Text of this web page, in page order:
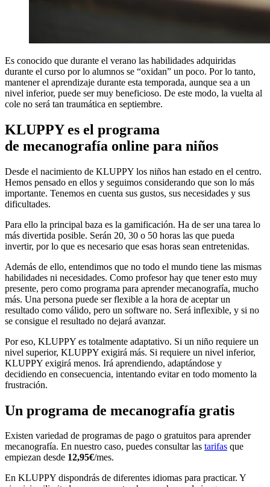
Es conocido que durante el verano las habilidades adquiridas
durante el curso por lo alumnos se “oxidan” un poco. Por lo tanto,
mantener el aprendizaje durante esta temporada, aunque sea a un
nivel inferior, puede ser muy beneficioso. De este modo, la vuelta al
cole no será tan traumática en septiembre.
KLUPPY es el programa
de mecanografía online para niños
Desde el nacimiento de KLUPPY los niños han estado en el centro.
Hemos pensado en ellos y seguimos considerando que son lo más
importante. Tenemos en cuenta sus gustos, sus necesidades y sus
dificultades.
Para ello la principal baza es la gamificación. Ha de ser una tarea lo
más divertida posible. Serán 20, 30 o 50 horas las que pueda
invertir, por lo que es necesario que esas horas sean entretenidas.
Además de ello, entendimos que no todo el mundo tiene las mismas
habilidades ni necesidades. Como profesor hay que tener esto muy
presente, pero como programa para aprender mecanografía, mucho
más. Una persona puede ser flexible a la hora de aceptar un
resultado como válido, pero un software no. Será inflexible, y si no
se consigue el resultado no dejará avanzar.
Por eso, KLUPPY es totalmente adaptativo. Si un niño requiere un
nivel superior, KLUPPY exigirá más. Si requiere un nivel inferior,
KLUPPY exigirá menos. Irá aprendiendo, adaptándose y
decidiendo en consecuencia, intentando evitar en todo momento la
frustración.
Un programa de mecanografía gratis
Existen variedad de programas de pago o gratuitos para aprender
mecanografía. En nuestro caso, puedes consultar las tarifas que
empiezan desde 12,95€/mes.
En KLUPPY dispondrás de diferentes idiomas para practicar. Y